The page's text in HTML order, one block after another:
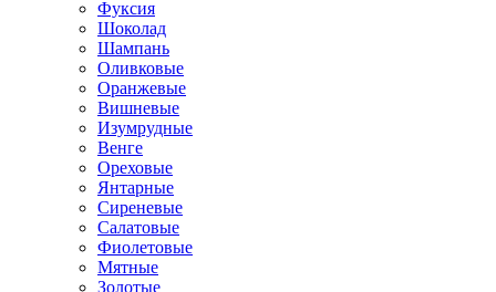
Фуксия
Шоколад
Шампань
Оливковые
Оранжевые
Вишневые
Изумрудные
Венге
Ореховые
Янтарные
Сиреневые
Салатовые
Фиолетовые
Мятные
Золотые